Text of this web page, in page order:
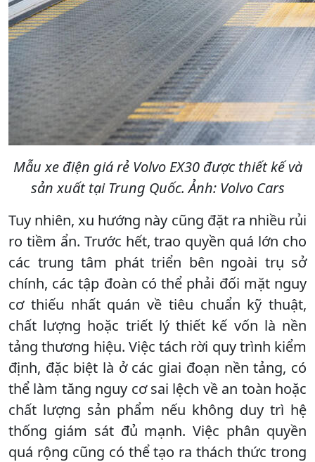
Mẫu xe điện giá rẻ Volvo EX30 được thiết kế và
sản xuất tại Trung Quốc. Ảnh: Volvo Cars
Tuy nhiên, xu hướng này cũng đặt ra nhiều rủi
ro tiềm ẩn. Trước hết, trao quyền quá lớn cho
các trung tâm phát triển bên ngoài trụ sở
chính, các tập đoàn có thể phải đối mặt nguy
cơ thiếu nhất quán về tiêu chuẩn kỹ thuật,
chất lượng hoặc triết lý thiết kế vốn là nền
tảng thương hiệu. Việc tách rời quy trình kiểm
định, đặc biệt là ở các giai đoạn nền tảng, có
thể làm tăng nguy cơ sai lệch về an toàn hoặc
chất lượng sản phẩm nếu không duy trì hệ
thống giám sát đủ mạnh. Việc phân quyền
quá rộng cũng có thể tạo ra thách thức trong